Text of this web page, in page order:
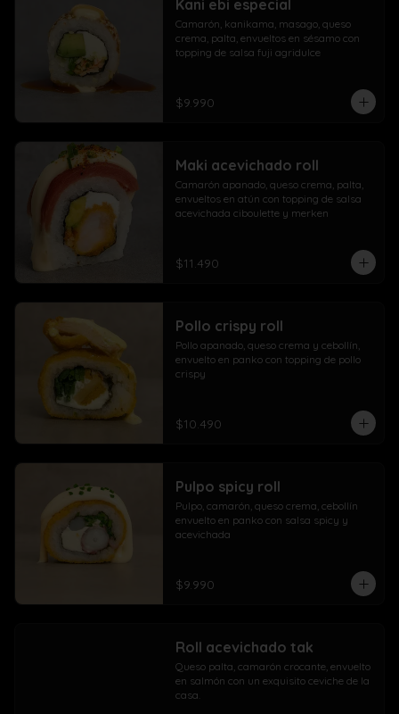
Kani ebi especial
Camarón, kanikama, masago, queso
crema, palta, envueltos en sésamo con
topping de salsa fuji agridulce
$9.990
Maki acevichado roll
Camarón apanado, queso crema, palta,
envueltos en atún con topping de salsa
acevichada ciboulette y merken
$11.490
Pollo crispy roll
Pollo apanado, queso crema y cebollín,
envuelto en panko con topping de pollo
crispy
$10.490
Pulpo spicy roll
Pulpo, camarón, queso crema, cebollín
envuelto en panko con salsa spicy y
acevichada
$9.990
Roll acevichado tak
Queso palta, camarón crocante, envuelto
en salmón con un exquisito ceviche de la
casa.